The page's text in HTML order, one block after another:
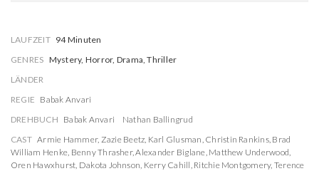
LAUFZEIT 94 Minuten
GENRES Mystery, Horror, Drama, Thriller
LÄNDER
REGIE Babak Anvari
DREHBUCH Babak Anvari
Nathan Ballingrud
CAST Armie Hammer, Zazie Beetz, Karl Glusman, Christin Rankins, Brad
William Henke, Benny Thrasher,Alexander Biglane, Matthew Underwood,
Oren Hawxhurst, Dakota Johnson, Kerry Cahill, Ritchie Montgomery, Terence